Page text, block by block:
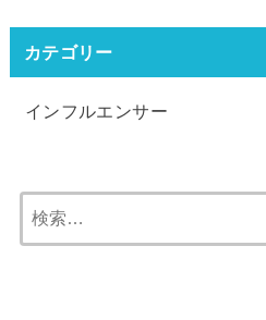
カテゴリー
インフルエンサー
索: